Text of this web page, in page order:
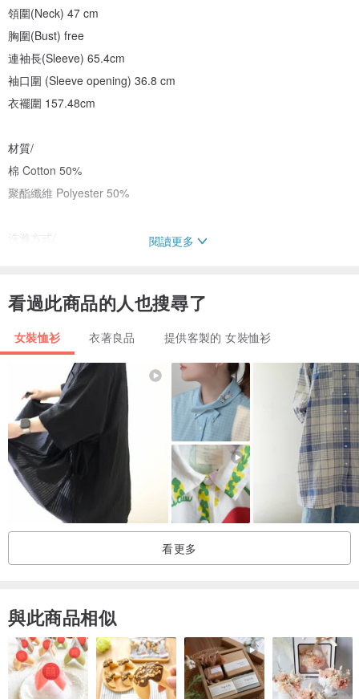
領圍(Neck) 47 cm
胸圍(Bust) free
連袖長(Sleeve) 65.4cm
袖口圍 (Sleeve opening) 36.8 cm
衣襬圍 157.48cm
材質/
棉 Cotton 50%
聚酯纖維 Polyester 50%
洗滌方式/
中高溫熨燙 Iron medium
建議搭配
九分大寬褲(水淺蔥)
www.pinkoi.com/product/rJqN2Dnu
Model
176 cm
閱讀更多
看過此商品的人也搜尋了
女裝恤衫 衣著良品 提供客製的 女裝恤衫
看更多
與此商品相似